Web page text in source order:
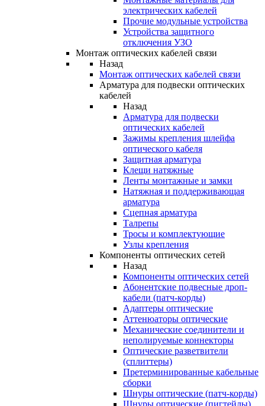
электрических кабелей
Прочие модульные устройства
Устройства защитного
отключения УЗО
Монтаж оптических кабелей связи
Назад
Монтаж оптических кабелей связи
Арматура для подвески оптических
кабелей
Назад
Арматура для подвески
оптических кабелей
Зажимы крепления шлейфа
оптического кабеля
Защитная арматура
Клещи натяжные
Ленты монтажные и замки
Натяжная и поддерживающая
арматура
Сцепная арматура
Талрепы
Тросы и комплектующие
Узлы крепления
Компоненты оптических сетей
Назад
Компоненты оптических сетей
Абонентские подвесные дроп-
кабели (патч-корды)
Адаптеры оптические
Аттенюаторы оптические
Механические соединители и
неполируемые коннекторы
Оптические разветвители
(сплиттеры)
Претерминированные кабельные
сборки
Шнуры оптические (патч-корды)
Шнуры оптические (пигтейлы)